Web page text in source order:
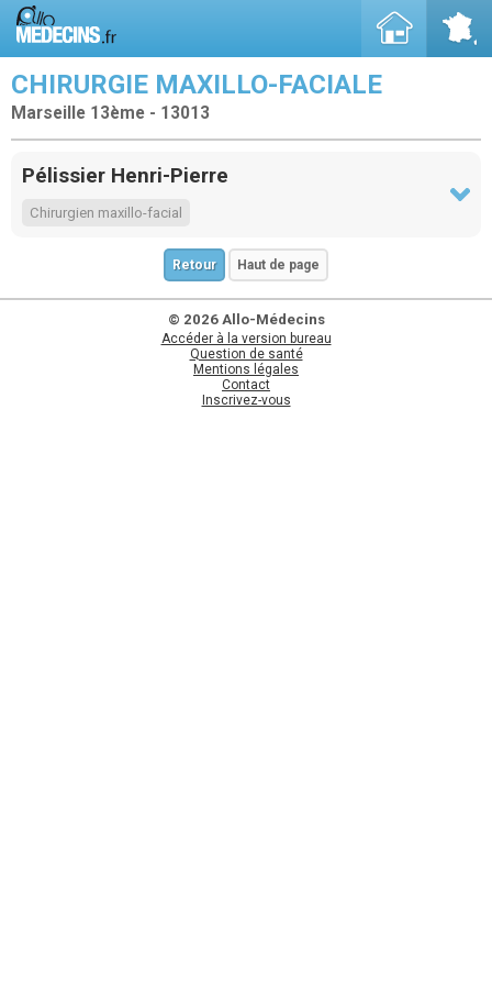
CHIRURGIE MAXILLO-FACIALE
Marseille 13ème - 13013
Pélissier Henri-Pierre
Chirurgien maxillo-facial
Retour Haut de page
© 2026 Allo-Médecins
Accéder à la version bureau
Question de santé
Mentions légales
Contact
Inscrivez-vous